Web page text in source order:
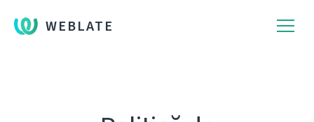
WEBLATE